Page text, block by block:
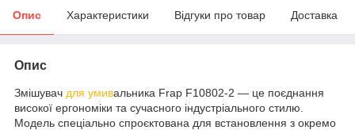
Опис Характеристики Відгуки про товар Доставка
Опис
Змішувач для умивальника Frap F10802-2 — це поєднання
високої ергономіки та сучасного індустріального стилю.
Модель спеціально спроєктована для встановлення з окремо